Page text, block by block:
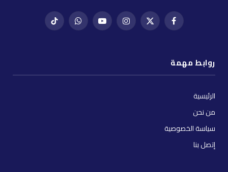
فيسبوكX
إنستغراميوتيوب واتساب تيك
روابط مهمة
الرئيسية
من نحن
سياسة الخصوصية
إتصل بنا